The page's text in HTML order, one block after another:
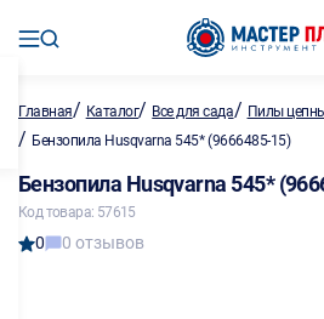
Главная/ Каталог/ Все для сада/ Пилы
/ Бензопила Husqvarna 545* (9666485-15)
Бензопила Husqvarna 545*
Код товара: 57615
0 0 отзывов